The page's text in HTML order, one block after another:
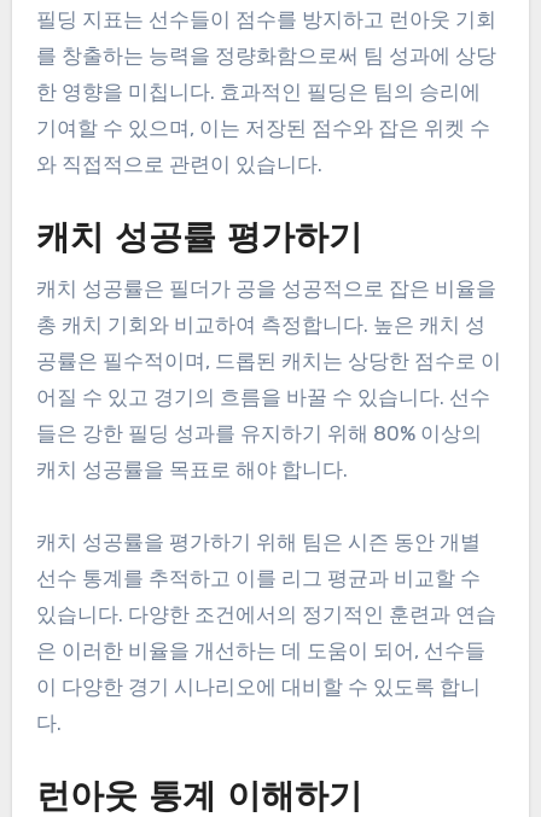
필딩 지표는 선수들이 점수를 방지하고 런아웃 기회
를 창출하는 능력을 정량화함으로써 팀 성과에 상당
한 영향을 미칩니다. 효과적인 필딩은 팀의 승리에
기여할 수 있으며, 이는 저장된 점수와 잡은 위켓 수
와 직접적으로 관련이 있습니다.
캐치 성공률 평가하기
캐치 성공률은 필더가 공을 성공적으로 잡은 비율을
총 캐치 기회와 비교하여 측정합니다. 높은 캐치 성
공률은 필수적이며, 드롭된 캐치는 상당한 점수로 이
어질 수 있고 경기의 흐름을 바꿀 수 있습니다. 선수
들은 강한 필딩 성과를 유지하기 위해 80% 이상의
캐치 성공률을 목표로 해야 합니다.
캐치 성공률을 평가하기 위해 팀은 시즌 동안 개별
선수 통계를 추적하고 이를 리그 평균과 비교할 수
있습니다. 다양한 조건에서의 정기적인 훈련과 연습
은 이러한 비율을 개선하는 데 도움이 되어, 선수들
이 다양한 경기 시나리오에 대비할 수 있도록 합니
다.
런아웃 통계 이해하기